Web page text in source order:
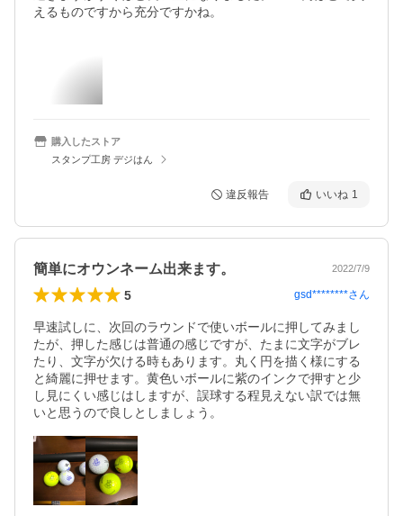
えるものですから充分ですかね。
購入したストア
スタンプ工房 デジはん
違反報告 いいね 1
簡単にオウンネーム出来ます。 2022/7/9
5 gsd********さん
早速試しに、次回のラウンドで使いボールに押してみまし
たが、押した感じは普通の感じですが、たまに文字がブレ
たり、文字が欠ける時もあります。丸く円を描く様にする
と綺麗に押せます。黄色いボールに紫のインクで押すと少
し見にくい感じはしますが、誤球する程見えない訳では無
いと思うので良しとしましょう。